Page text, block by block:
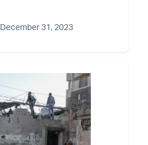
December 31, 2023